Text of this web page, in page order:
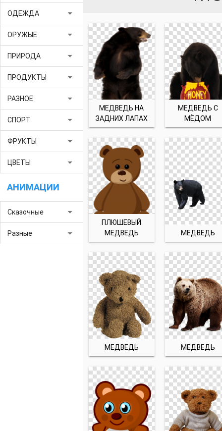
ОДЕЖДА arrow_drop_down
ОРУЖЫЕ arrow_drop_down
ПРИРОДА arrow_drop_down
ПРОДУКТЫ arrow_drop_down
РАЗНОЕ arrow_drop_down
СПОРТ arrow_drop_down
ФРУКТЫ arrow_drop_down
ЦВЕТЫ arrow_drop_down
АНИМАЦИИ
Сказочные arrow_drop_down
Разные arrow_drop_down
МЕДВЕДЬ НА
ЗАДНИХ ЛАПАХ
МЕДВЕДЬ С
МЁДОМ
ПЛЮШЕВЫЙ
МЕДВЕДЬ
МЕДВЕДЬ
МЕДВЕДЬ МЕДВЕДЬ